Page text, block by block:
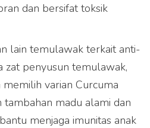
dan bersifat toksik
lain temulawak terkait anti-
zat penyusun temulawak,
varian Curcuma
madu alami dan
menjaga imunitas anak